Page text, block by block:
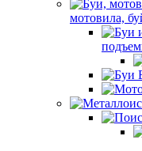
мотовила,